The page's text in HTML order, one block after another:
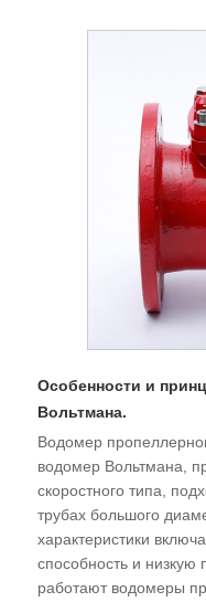
Особенности и
Вольтмана.
Водомер
водомер Вольтмана,
скоростного типа,
трубах большого
характеристики
способность и низкую
работают водомеры